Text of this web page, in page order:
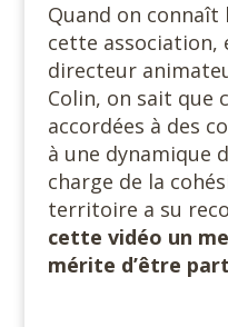
Quand on connaît
cette
directeur
Colin, on sait que
accordées à des
à une dynamique
charge de la
territoire a su
cette vidéo un
mérite d’être